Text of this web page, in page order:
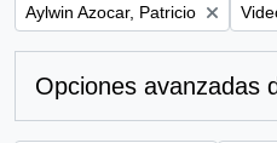
Remove filter:
Aylwin Azocar, Patricio
Opciones avanzadas